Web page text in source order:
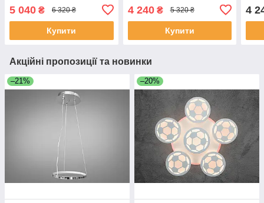
5 040 ₴ 6 320 ₴
Купити
4 240₴ 5 320 ₴
Купити
4
Акційні пропозиції та новинки
–21% –20%